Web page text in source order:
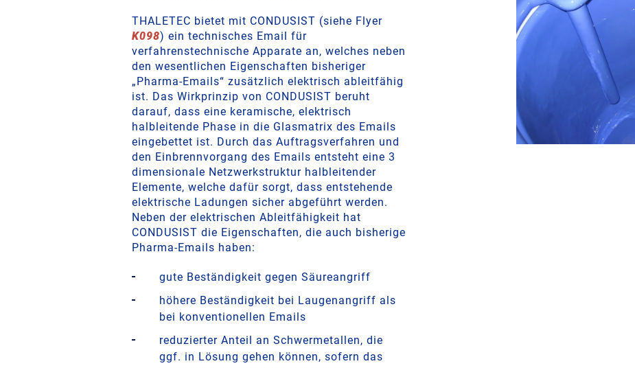
THALETEC bietet mit CONDUSIST (siehe Flyer
K098) ein technisches Email für
verfahrenstechnische Apparate an, welches neben
den wesentlichen Eigenschaften bisheriger
„Pharma-Emails“ zusätzlich elektrisch ableitfähig
ist. Das Wirkprinzip von CONDUSIST beruht
darauf, dass eine keramische, elektrisch
halbleitende Phase in die Glasmatrix des Emails
eingebettet ist. Durch das Auftragsverfahren und
den Einbrennvorgang des Emails entsteht eine 3
dimensionale Netzwerkstruktur halbleitender
Elemente, welche dafür sorgt, dass entstehende
elektrische Ladungen sicher abgeführt werden.
Neben der elektrischen Ableitfähigkeit hat
CONDUSIST die Eigenschaften, die auch bisherige
Pharma-Emails haben:
gute Beständigkeit gegen Säureangriff
höhere Beständigkeit bei Laugenangriff als
bei konventionellen Emails
reduzierter Anteil an Schwermetallen, die
ggf. in Lösung gehen können, sofern das